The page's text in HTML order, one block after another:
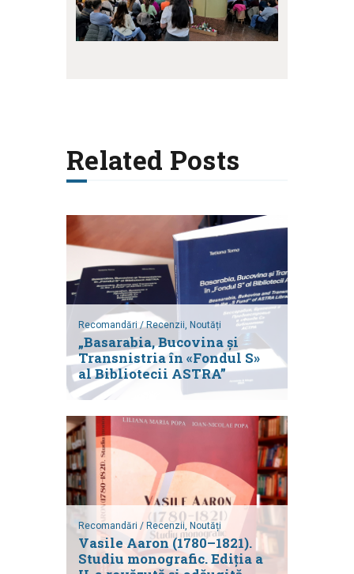
Related Posts
Recomandări / Recenzii, Noutăți
„Basarabia, Bucovina şi
Transnistria în «Fondul S»
al Bibliotecii ASTRA”
Recomandări / Recenzii, Noutăți
Vasile Aaron (1780–1821).
Studiu monografic. Ediția a